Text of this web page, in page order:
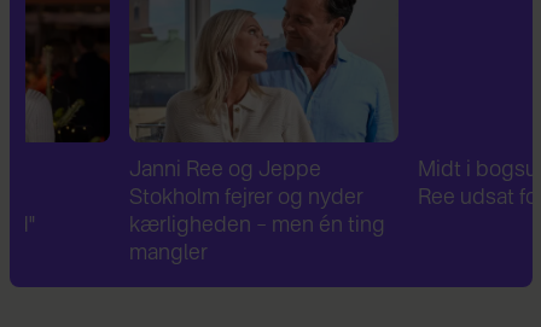
Janni Ree og Jeppe
Stokholm fejrer og nyder
kærligheden – men én ting
Midt i bogsuccesen:
Ree udsat for tyveri